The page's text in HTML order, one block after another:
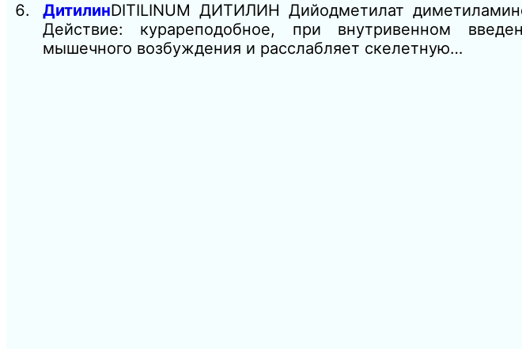
ДитилинDITILINUM ДИТИЛИН Дийодметилат
Действие: курареподобное, при внутривенном
мышечного возбуждения и расслабляет скелетную…